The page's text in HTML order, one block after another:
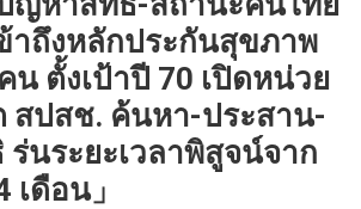
าถึงหลักประกันสุขภาพ
น ตั้งเป้าปี 70 เปิดหน่วย
สปสช. ค้นหา-ประสาน-
นระยะเวลาพิสูจน์จาก
เดือน」